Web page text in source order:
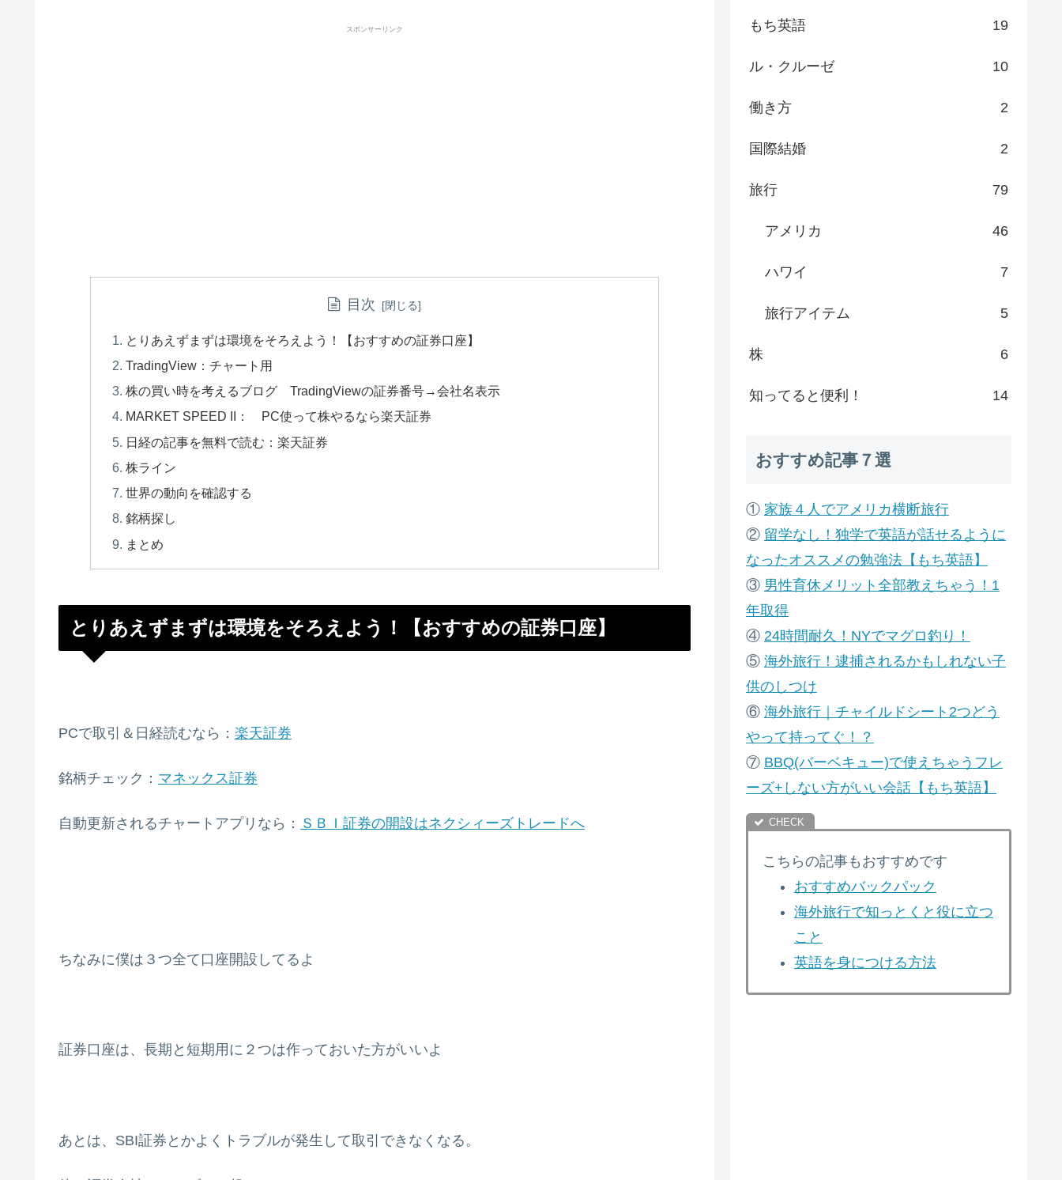
スポンサーリンク
目次
とりあえずまずは環境をそろえよう！【おすすめの証券口座】
TradingView：チャート用
株の買い時を考えるブログ TradingViewの証券番号→会社名表示
MARKET SPEED II： PC使って株やるなら楽天証券
日経の記事を無料で読む：楽天証券
株ライン
世界の動向を確認する
銘柄探し
まとめ
とりあえずまずは環境をそろえよう！【おすすめの証券口座】
PCで取引＆日経読むなら： 楽天証券
銘柄チェック： マネックス証券
自動更新されるチャートアプリなら： ＳＢＩ証券の開設はネクシィーズトレードへ
ちなみに僕は３つ全て口座開設してるよ
証券口座は、長期と短期用に２つは作っておいた方がいいよ
あとは、SBI証券とかよくトラブルが発生して取引できなくなる。
もち英語 19
ル・クルーゼ 10
働き方 2
国際結婚 2
旅行 79
アメリカ 46
ハワイ 7
旅行アイテム 5
株 6
知ってると便利！ 14
おすすめ記事７選
① 家族４人でアメリカ横断旅行
② 留学なし！独学で英語が話せるように
なったオススメの勉強法【もち英語】
③ 男性育休メリット全部教えちゃう！1
年取得
④ 24時間耐久！NYでマグロ釣り！
⑤ 海外旅行！逮捕されるかもしれない子
供のしつけ
⑥ 海外旅行｜チャイルドシート2つどう
やって持ってぐ！？
⑦ BBQ(バーベキュー)で使えちゃうフレ
ーズ+しない方がいい会話【もち英語】
こちらの記事もおすすめです
おすすめバックパック
海外旅行で知っとくと役に立つ
こと
英語を身につける方法